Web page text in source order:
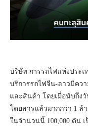
บริษัท การรถไฟแห่งประ
บริการรถไฟจีน-ลาวมีคว
และสินค้า โดยเมื่อนับถึง
โดยสารแล้วมากกว่า 1 ล้
ในจำนวนนี้ 100,000 ตัน